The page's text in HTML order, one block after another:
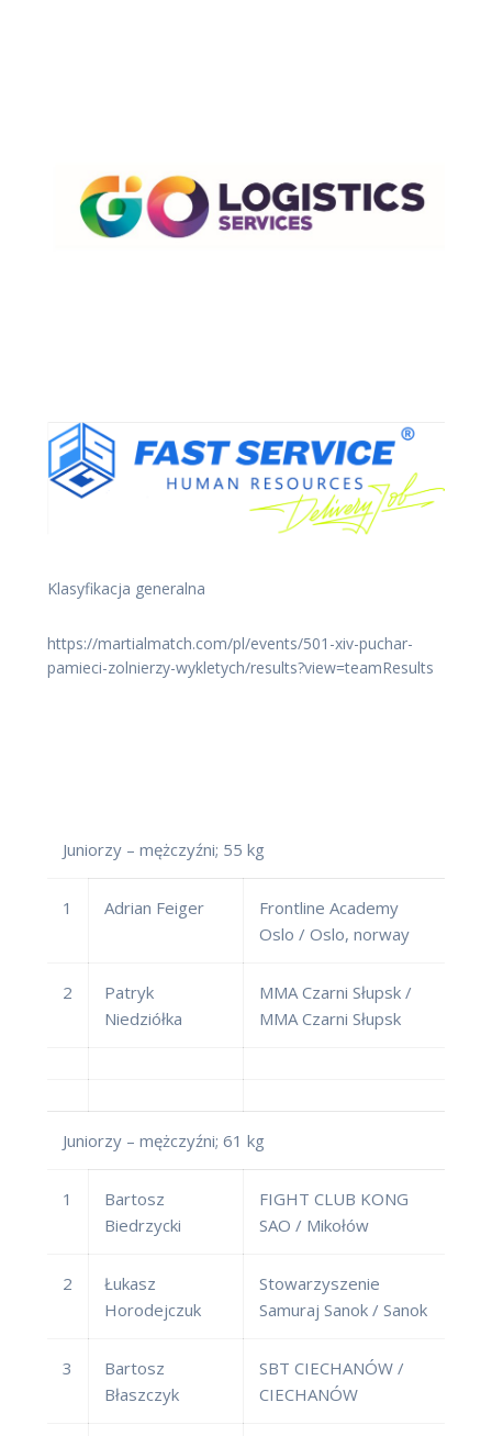
Klasyfikacja generalna
https://martialmatch.com/pl/events/501-xiv-puchar-
pamieci-zolnierzy-wykletych/results?view=teamResults
Juniorzy – mężczyźni; 55 kg
1 Adrian Feiger
Frontline Academy
Oslo / Oslo, norway
2
Patryk
Niedziółka
MMA Czarni Słupsk /
MMA Czarni Słupsk
Juniorzy – mężczyźni; 61 kg
1
Bartosz
Biedrzycki
FIGHT CLUB KONG
SAO / Mikołów
2
Łukasz
Horodejczuk
Stowarzyszenie
Samuraj Sanok / Sanok
3
Bartosz
Błaszczyk
SBT CIECHANÓW /
CIECHANÓW